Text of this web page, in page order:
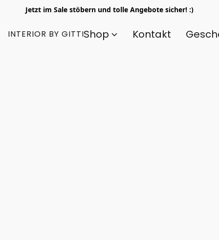
Jetzt im Sale stöbern und tolle Angebote sicher! :)
INTERIOR BY GITTIShop Kontakt